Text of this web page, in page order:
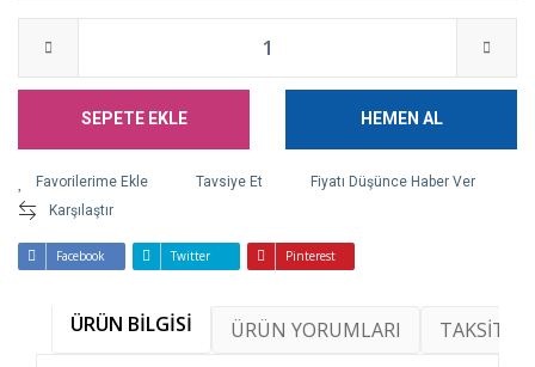
SEPETE EKLE HEMEN AL
Tavsiye Et
Fiyatı Düşünce Haber Ver
Karşılaştır
Facebook Twitter Pinterest
ÜRÜN BİLGİSİ ÜRÜN YORUMLARI TAKSİT